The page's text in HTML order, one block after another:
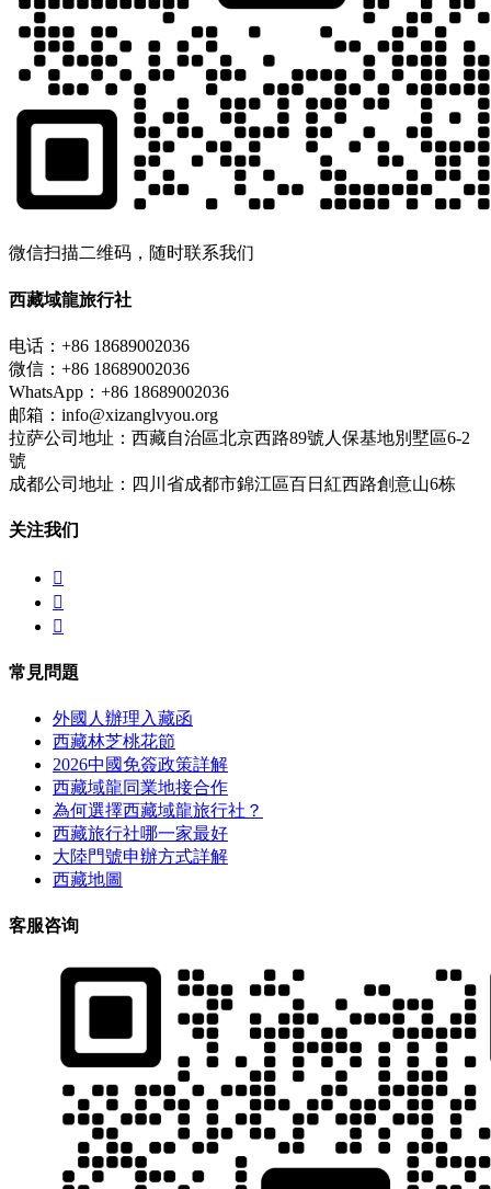
微信扫描二维码，随时联系我们
西藏域龍旅行社
电话：+86 18689002036
微信：+86 18689002036
WhatsApp：+86 18689002036
邮箱：info@xizanglvyou.org
拉萨公司地址：西藏自治區北京西路89號人保基地別墅區6-2
號
成都公司地址：四川省成都市錦江區百日紅西路創意山6栋
关注我们



常見問題
外國人辦理入藏函
西藏林芝桃花節
2026中國免簽政策詳解
西藏域龍同業地接合作
為何選擇西藏域龍旅行社？
西藏旅行社哪一家最好
大陸門號申辦方式詳解
西藏地圖
客服咨询